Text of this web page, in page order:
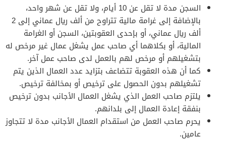
السجن مدة لا تقل عن 10 أيام، ولا تقل عن شهر واحد،
بالإضافة إلى غرامة مالية تتراوح من ألف ريال عماني إلى 2
ألف ريال عماني، أو بإحدى العقوبتين، السجن أو الغرامة
المالية، أو بكلاهما أي صاحب عمل يشغل عمال غير مرخص له
بتشغيلهم أو مرخص لهم بالعمل لدى صاحب عمل آخر.
كما أن هذه العقوبة تتضاعف بتزايد عدد العمال الذين يتم
تشغيلهم بدون الحصول على ترخيص أو بمخالفة ترخيص.
يلتزم صاحب العمل الذي يشغل العمال الأجانب بدون ترخيص
بنفقة إعادة العمال إلى بلدانهم.
يحرم صاحب العمل من استقدام العمال الأجانب مدة لا تتجاوز
عامين.